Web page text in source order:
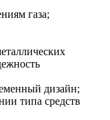
газа;
дизайн;
типа средств